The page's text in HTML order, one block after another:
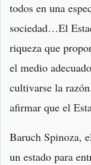
todos en una
sociedad…El
riqueza que
el medio
cultivarse la
afirmar que el
Baruch Spinoza,
un estado para